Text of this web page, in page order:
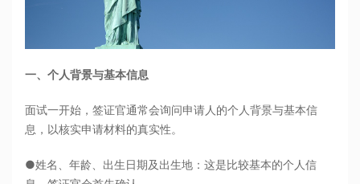
一、个人背景与基本信息
面试一开始，签证官通常会询问申请人的个人背景与基本信
息，以核实申请材料的真实性。
●姓名、年龄、出生日期及出生地：这是比较基本的个人信